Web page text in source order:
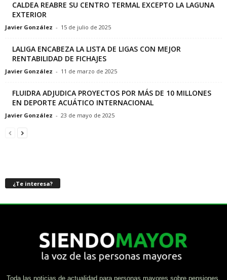
CALDEA REABRE SU CENTRO TERMAL EXCEPTO LA LAGUNA
EXTERIOR
Javier González - 15 de julio de 2025
LALIGA ENCABEZA LA LISTA DE LIGAS CON MEJOR
RENTABILIDAD DE FICHAJES
Javier González - 11 de marzo de 2025
FLUIDRA ADJUDICA PROYECTOS POR MÁS DE 10 MILLONES
EN DEPORTE ACUÁTICO INTERNACIONAL
Javier González - 23 de mayo de 2025
¿Te interesa?
Toda las noticias de actualidad para personas mayores sobre pensiones,